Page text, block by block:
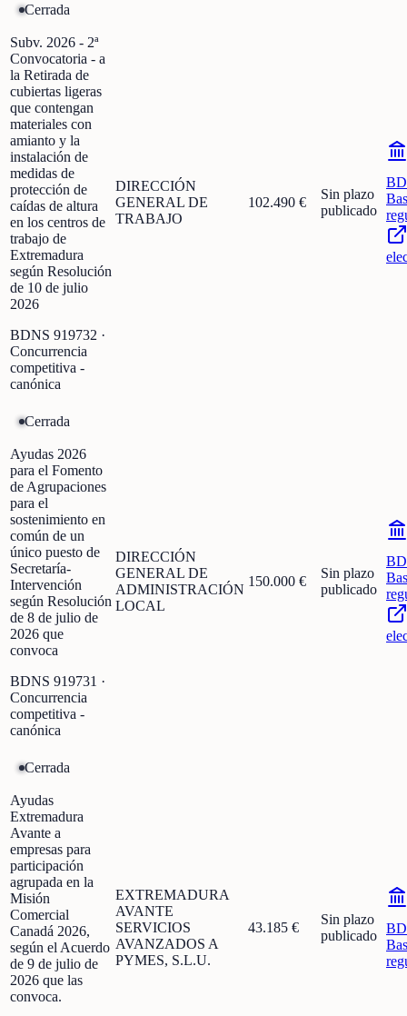
Cerrada
Subv. 2026 - 2ª
Convocatoria - a
la Retirada de
cubiertas ligeras
que contengan
materiales con
amianto y la
instalación de
medidas de
protección de
caídas de altura
en los centros de
trabajo de
Extremadura
según Resolución
de 10 de julio
2026
BDNS 919732 ·
Concurrencia
competitiva -
canónica
DIRECCIÓN
GENERAL DE
TRABAJO
102.490 €
Sin plazo
publicado
Cerrada
Ayudas 2026
para el Fomento
de Agrupaciones
para el
sostenimiento en
común de un
único puesto de
Secretaría-
Intervención
según Resolución
de 8 de julio de
2026 que
convoca
BDNS 919731 ·
Concurrencia
competitiva -
canónica
DIRECCIÓN
GENERAL DE
ADMINISTRACIÓN
LOCAL
150.000 €
Sin plazo
publicado
Cerrada
Ayudas
Extremadura
Avante a
empresas para
participación
agrupada en la
Misión
Comercial
Canadá 2026,
según el Acuerdo
de 9 de julio de
2026 que las
convoca.
EXTREMADURA
AVANTE
SERVICIOS
AVANZADOS A
PYMES, S.L.U.
43.185 €
Sin plazo
publicado